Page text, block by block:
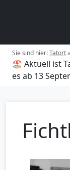
Sie sind hier:Tatort»
🏖️ Aktuell ist
es ab 13
Fichtl